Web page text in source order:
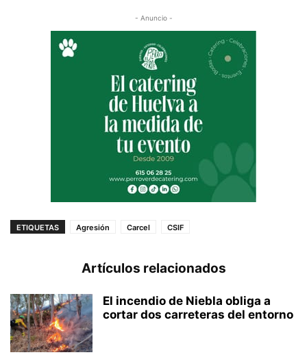
- Anuncio -
ETIQUETAS Agresión Carcel CSIF
Artículos relacionados
El incendio de Niebla obliga a
cortar dos carreteras del entorno